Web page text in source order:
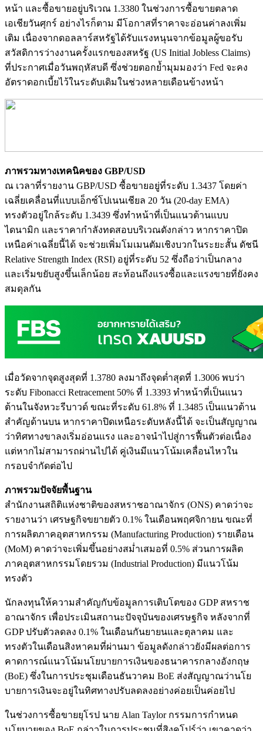
หน้า และซื้อขายอยู่บริเวณ 1.3380 ในช่วงการซื้อขายตลาด
เอเชียวันศุกร์ อย่างไรก็ตาม มีโอกาสที่ราคาจะอ่อนค่าลงเพิ่ม
เติม เนื่องจากดอลลาร์สหรัฐได้รับแรงหนุนจากข้อมูลผู้ขอรับ
สวัสดิการว่างงานครั้งแรกของสหรัฐ (US Initial Jobless Claims)
ที่ประกาศเมื่อวันพฤหัสบดี ซึ่งช่วยตอกย้ำมุมมองว่า Fed จะคง
อัตราดอกเบี้ยไว้ในระดับเดิมในช่วงหลายเดือนข้างหน้า
ภาพรวมทางเทคนิคของ GBP/USD
ณ เวลาที่รายงาน GBP/USD ซื้อขายอยู่ที่ระดับ 1.3437 โดยค่า
เฉลี่ยเคลื่อนที่แบบเอ็กซ์โปเนนเชียล 20 วัน (20-day EMA)
ทรงตัวอยู่ใกล้ระดับ 1.3439 ซึ่งทำหน้าที่เป็นแนวต้านแบบ
ไดนามิก และราคากำลังทดสอบบริเวณดังกล่าว หากราคาปิด
เหนือค่าเฉลี่ยนี้ได้ จะช่วยเพิ่มโมเมนตัมเชิงบวกในระยะสั้น ดัชนี
Relative Strength Index (RSI) อยู่ที่ระดับ 52 ซึ่งถือว่าเป็นกลาง
และเริ่มขยับสูงขึ้นเล็กน้อย สะท้อนถึงแรงซื้อและแรงขายที่ยังคง
สมดุลกัน
เมื่อวัดจากจุดสูงสุดที่ 1.3780 ลงมาถึงจุดต่ำสุดที่ 1.3006 พบว่า
ระดับ Fibonacci Retracement 50% ที่ 1.3393 ทำหน้าที่เป็นแนว
ต้านในจังหวะรีบาวด์ ขณะที่ระดับ 61.8% ที่ 1.3485 เป็นแนวต้าน
สำคัญด้านบน หากราคาปิดเหนือระดับหลังนี้ได้ จะเป็นสัญญาณ
ว่าทิศทางขาลงเริ่มอ่อนแรง และอาจนำไปสู่การฟื้นตัวต่อเนื่อง
แต่หากไม่สามารถผ่านไปได้ คู่เงินมีแนวโน้มเคลื่อนไหวใน
กรอบจำกัดต่อไป
ภาพรวมปัจจัยพื้นฐาน
สำนักงานสถิติแห่งชาติของสหราชอาณาจักร (ONS) คาดว่าจะ
รายงานว่า เศรษฐกิจขยายตัว 0.1% ในเดือนพฤศจิกายน ขณะที่
การผลิตภาคอุตสาหกรรม (Manufacturing Production) รายเดือน
(MoM) คาดว่าจะเพิ่มขึ้นอย่างสม่ำเสมอที่ 0.5% ส่วนการผลิต
ภาคอุตสาหกรรมโดยรวม (Industrial Production) มีแนวโน้ม
ทรงตัว
นักลงทุนให้ความสำคัญกับข้อมูลการเติบโตของ GDP สหราช
อาณาจักร เพื่อประเมินสถานะปัจจุบันของเศรษฐกิจ หลังจากที่
GDP ปรับตัวลดลง 0.1% ในเดือนกันยายนและตุลาคม และ
ทรงตัวในเดือนสิงหาคมที่ผ่านมา ข้อมูลดังกล่าวยังมีผลต่อการ
คาดการณ์แนวโน้มนโยบายการเงินของธนาคารกลางอังกฤษ
(BoE) ซึ่งในการประชุมเดือนธันวาคม BoE ส่งสัญญาณว่านโย
บายการเงินจะอยู่ในทิศทางปรับลดลงอย่างค่อยเป็นค่อยไป
ในช่วงการซื้อขายยุโรป นาย Alan Taylor กรรมการกำหนด